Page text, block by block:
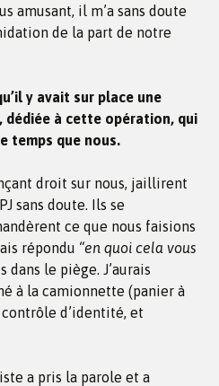
amusant, il m’a sans doute
de la part de notre
y avait sur place une
dédiée à cette opération, qui
temps que nous.
droit sur nous, jaillirent
sans doute. Ils se
ce que nous faisions
répondu “en quoi cela vous
le piège. J’aurais
à la camionnette (panier à
contrôle d’identité, et
a pris la parole et a